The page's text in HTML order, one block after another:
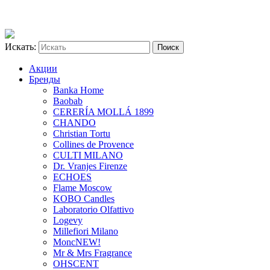
Искать:
Акции
Бренды
Banka Home
Baobab
CERERÍA MOLLÁ 1899
CHANDO
Christian Tortu
Collines de Provence
CULTI MILANO
Dr. Vranjes Firenze
ECHOES
Flame Moscow
KOBO Candles
Laboratorio Olfattivo
Logevy
Millefiori Milano
MoncNEW!
Mr & Mrs Fragrance
OHSCENT